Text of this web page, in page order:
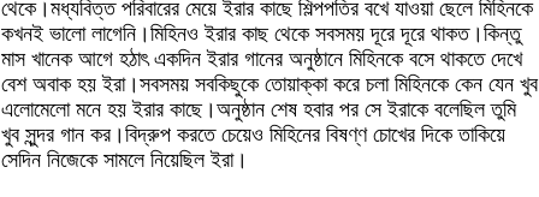
থেকে।মধ্যবিত্ত পরিবারের মেয়ে ইরার কাছে শিল্পপতির বখে যাওয়া ছেলে মিহিনকে
কখনই ভালো লাগেনি।মিহিনও ইরার কাছ থেকে সবসময় দূরে দূরে থাকত।কিন্তু
মাস খানেক আগে হঠাৎ একদিন ইরার গানের অনুষ্ঠানে মিহিনকে বসে থাকতে দেখে
বেশ অবাক হয় ইরা।সবসময় সবকিছুকে তোয়াক্কা করে চলা মিহিনকে কেন যেন খুব
এলোমেলো মনে হয় ইরার কাছে।অনুষ্ঠান শেষ হবার পর সে ইরাকে বলেছিল তুমি
খুব সুন্দর গান কর।বিদ্রুপ করতে চেয়েও মিহিনের বিষণ্ণ চোখের দিকে তাকিয়ে
সেদিন নিজেকে সামলে নিয়েছিল ইরা।